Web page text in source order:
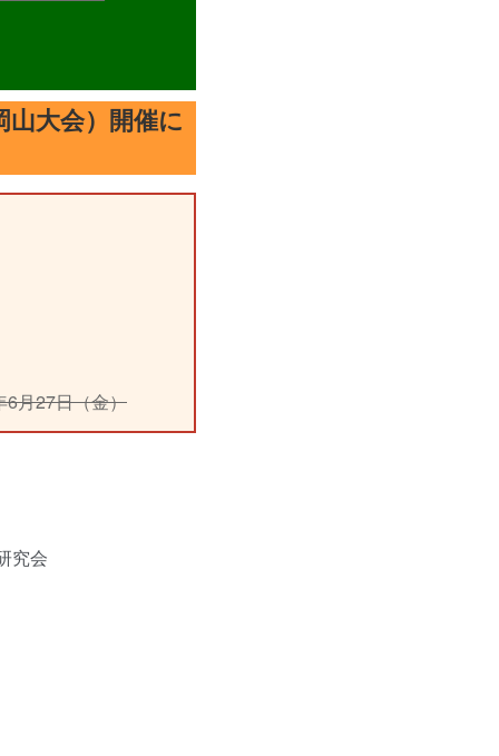
山大会）開催に
6月27日（金）
究会